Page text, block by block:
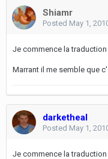
Shiamr
Posted May 1,
Je commence la
Marrant il me semble que
darketheal
Posted May 1,
Je commence la